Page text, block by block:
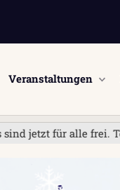
Veranstaltungen
frei. Teilen Sie